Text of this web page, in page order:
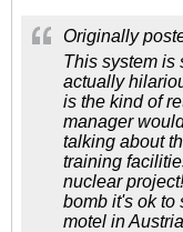
Originally
This system is
actually
is the kind of
manager
talking about
training
nuclear
bomb it's ok to
motel in